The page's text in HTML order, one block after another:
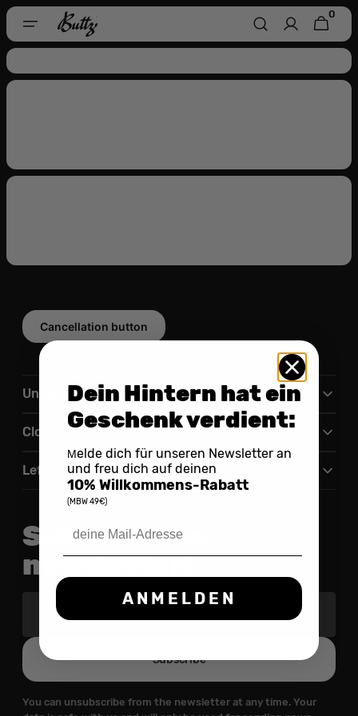
Content
CART
0
0
ITEMS
Cancellation button
Underwear
Clothing
Left
Subscribe to
newsletter:
mail
Subscribe
You can unsubscribe from the newsletter at any time. Your
Dein Hintern hat ein
Geschenk verdient:
Melde dich für unseren Newsletter an
und freu dich auf deinen
10% Willkommens-Rabatt
(MBW 49€)
ANMELDEN